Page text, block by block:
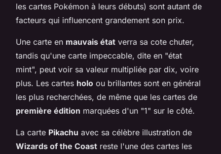
les cartes Pokémon à leurs débuts) sont autant de
facteurs qui influencent grandement son prix.
Une carte en mauvais état verra sa cote chuter,
tandis qu'une carte impeccable, dite en "état
mint", peut voir sa valeur multipliée par dix, voire
plus. Les cartes holo ou brillantes sont en général
les plus recherchées, de même que les cartes de
première édition marquées d'un "1" sur le côté.
La carte Pikachu avec sa célèbre illustration de
Wizards of the Coast reste l'une des cartes les